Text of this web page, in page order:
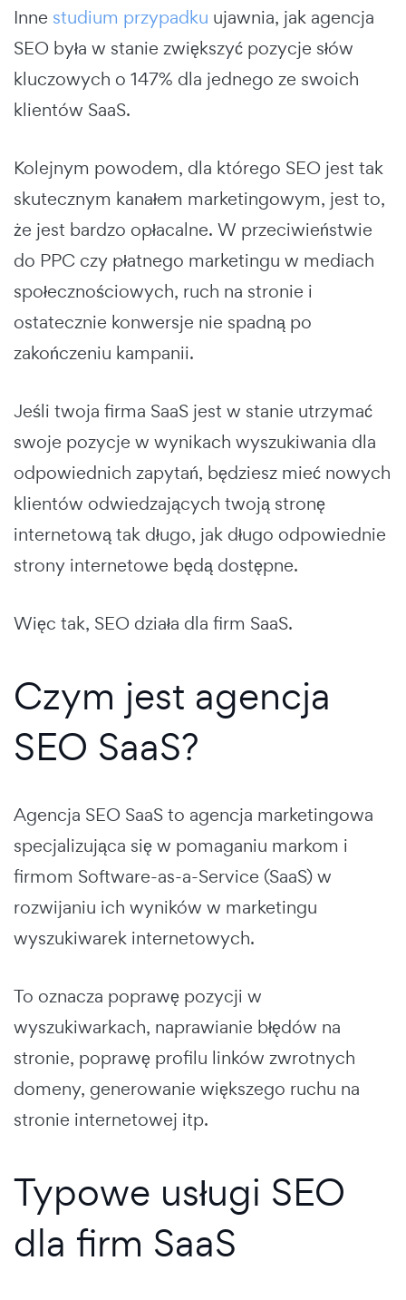
Inne studium przypadku ujawnia, jak agencja
SEO była w stanie zwiększyć pozycje słów
kluczowych o 147% dla jednego ze swoich
klientów SaaS.
Kolejnym powodem, dla którego SEO jest tak
skutecznym kanałem marketingowym, jest to,
że jest bardzo opłacalne. W przeciwieństwie
do PPC czy płatnego marketingu w mediach
społecznościowych, ruch na stronie i
ostatecznie konwersje nie spadną po
zakończeniu kampanii.
Jeśli twoja firma SaaS jest w stanie utrzymać
swoje pozycje w wynikach wyszukiwania dla
odpowiednich zapytań, będziesz mieć nowych
klientów odwiedzających twoją stronę
internetową tak długo, jak długo odpowiednie
strony internetowe będą dostępne.
Więc tak, SEO działa dla firm SaaS.
Czym jest agencja
SEO SaaS?
Agencja SEO SaaS to agencja marketingowa
specjalizująca się w pomaganiu markom i
firmom Software-as-a-Service (SaaS) w
rozwijaniu ich wyników w marketingu
wyszukiwarek internetowych.
To oznacza poprawę pozycji w
wyszukiwarkach, naprawianie błędów na
stronie, poprawę profilu linków zwrotnych
domeny, generowanie większego ruchu na
stronie internetowej itp.
Typowe usługi SEO
dla firm SaaS